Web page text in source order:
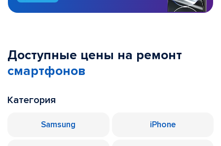
Доступные цены на ремонт
смартфонов
Категория
Samsung iPhone